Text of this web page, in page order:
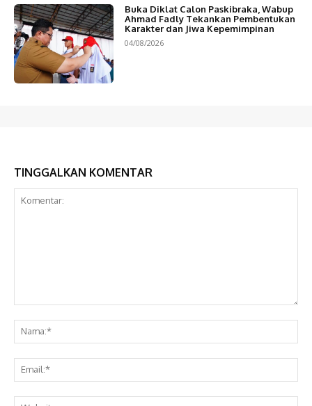
Buka Diklat Calon Paskibraka, Wabup
Ahmad Fadly Tekankan Pembentukan
Karakter dan Jiwa Kepemimpinan
04/08/2026
TINGGALKAN KOMENTAR